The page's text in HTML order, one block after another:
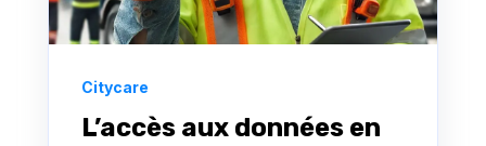
Citycare
L’accès aux données en